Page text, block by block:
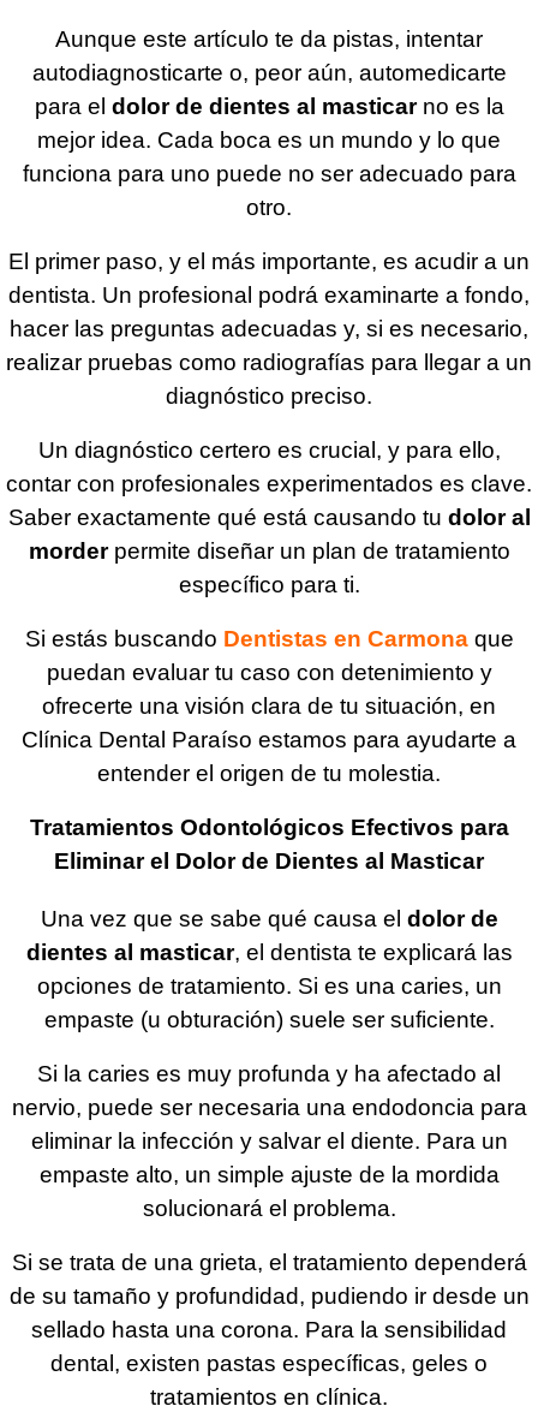
Aunque este artículo te da pistas, intentar
autodiagnosticarte o, peor aún, automedicarte
para el dolor de dientes al masticarno es la
mejor idea. Cada boca es un mundo y lo que
funciona para uno puede no ser adecuado para
otro.
El primer paso, y el más importante, es acudir a un
dentista. Un profesional podrá examinarte a fondo,
hacer las preguntas adecuadas y, si es necesario,
realizar pruebas como radiografías para llegar a un
diagnóstico preciso.
Un diagnóstico certero es crucial, y para ello,
contar con profesionales experimentados es clave.
Saber exactamente qué está causando tu dolor al
morderpermite diseñar un plan de tratamiento
específico para ti.
Si estás buscando Dentistas en Carmona que
puedan evaluar tu caso con detenimiento y
ofrecerte una visión clara de tu situación, en
Clínica Dental Paraíso estamos para ayudarte a
entender el origen de tu molestia.
Tratamientos Odontológicos Efectivos para
Eliminar el Dolor de Dientes al Masticar
Una vez que se sabe qué causa el dolor de
dientes al masticar, el dentista te explicará las
opciones de tratamiento. Si es una caries, un
empaste (u obturación) suele ser suficiente.
Si la caries es muy profunda y ha afectado al
nervio, puede ser necesaria una endodoncia para
eliminar la infección y salvar el diente. Para un
empaste alto, un simple ajuste de la mordida
solucionará el problema.
Si se trata de una grieta, el tratamiento dependerá
de su tamaño y profundidad, pudiendo ir desde un
sellado hasta una corona. Para la sensibilidad
dental, existen pastas específicas, geles o
tratamientos en clínica.